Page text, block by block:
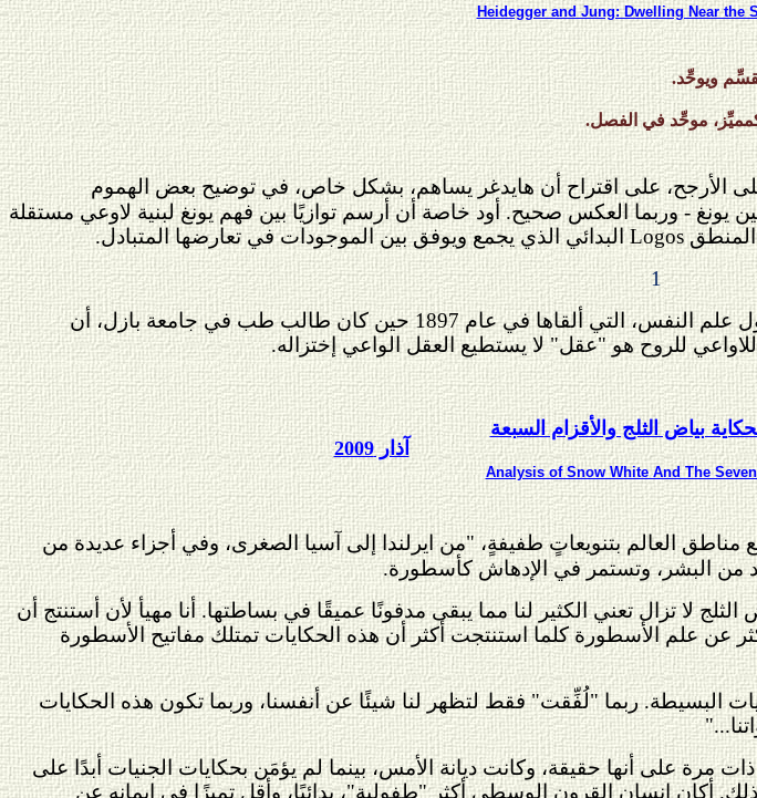
Heidegger and Jung: Dwelling Near the
ويوحِّد.
موحِّد في الفصل.
الأرجح، على اقتراح أن هايدغر يساهم، بشكل خاص، في توضيح بعض الهموم
يونغ - وربما العكس صحيح. أود خاصة أن أرسم توازيًا بين فهم يونغ لبنية لاوعي مستقلة
المنطقLogosالبدائي الذي يجمع ويوفق بين الموجودات في تعارضها المتبادل.
1
يؤكد يونغ في إحدى محاضراته المبكرة المعنونة بـ بعض الأفكار حول علم النفس، التي ألقاها في عام 1897 حين كان طالب طب في جامعة بازل، أن
للروح هو "عقل" لا يستطيع العقل الواعي إختزاله.
آذار 2009
بياض الثلج والأقزام السبعة
Analysis of Snow White And The
العالم بتنويعاتٍ طفيفةٍ، "من ايرلندا إلى آسيا الصغرى، وفي أجزاء عديدة من
من البشر، وتستمر في الإدهاش كأسطورة.
لا تزال تعني الكثير لنا مما يبقى مدفونًا عميقًا في بساطتها. أنا مهيأ لأن أستنتج أن
عن علم الأسطورة كلما استنتجت أكثر أن هذه الحكايات تمتلك مفاتيح الأسطورة
البسيطة. ربما "لُفِّقت" فقط لتظهر لنا شيئًا عن أنفسنا، وربما تكون هذه الحكايات
على أنها حقيقة، وكانت ديانة الأمس، بينما لم يؤمَن بحكايات الجنيات أبدًا على
أكان إنسان القرون الوسطى أكثر "طفولية"، بدائيًا، وأقل تميزًا في إيمانه عن